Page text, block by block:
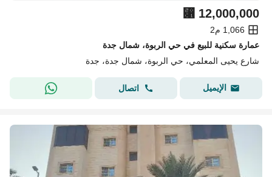
⃁ 12,000,000
1,066 م2
عمارة سكنية للبيع في حي الربوة، شمال جدة
شارع يحيى المعلمي، حي الربوة، شمال جدة، جدة
الإيميل اتصال